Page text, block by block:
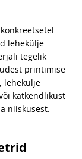
lehekülje
tegelik
printimise
lehekülje
katkendlikust
niiskusest.